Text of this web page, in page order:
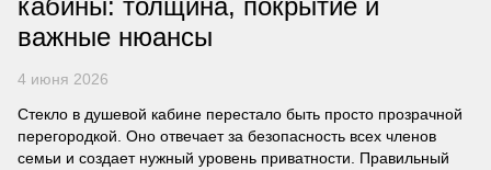
кабины: толщина, покрытие и
важные нюансы
4 июня 2026
Стекло в душевой кабине перестало быть просто прозрачной
перегородкой. Оно отвечает за безопасность всех членов
семьи и создает нужный уровень приватности. Правильный